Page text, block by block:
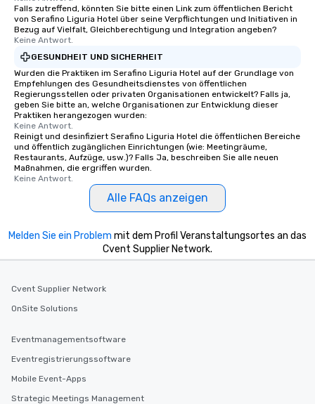
Falls zutreffend, könnten Sie bitte einen Link zum öffentlichen Bericht
von Serafino Liguria Hotel über seine Verpflichtungen und Initiativen in
Bezug auf Vielfalt, Gleichberechtigung und Integration angeben?
Keine Antwort.
GESUNDHEIT UND SICHERHEIT
Wurden die Praktiken im Serafino Liguria Hotel auf der Grundlage von
Empfehlungen des Gesundheitsdienstes von öffentlichen
Regierungsstellen oder privaten Organisationen entwickelt? Falls ja,
geben Sie bitte an, welche Organisationen zur Entwicklung dieser
Praktiken herangezogen wurden:
Keine Antwort.
Reinigt und desinfiziert Serafino Liguria Hotel die öffentlichen Bereiche
und öffentlich zugänglichen Einrichtungen (wie: Meetingräume,
Restaurants, Aufzüge, usw.)? Falls Ja, beschreiben Sie alle neuen
Maßnahmen, die ergriffen wurden.
Keine Antwort.
Alle FAQs anzeigen
Melden Sie ein Problem mit dem Profil Veranstaltungsortes an das
Cvent Supplier Network.
Cvent Supplier Network
OnSite Solutions
Eventmanagementsoftware
Eventregistrierungssoftware
Mobile Event-Apps
Strategic Meetings Management